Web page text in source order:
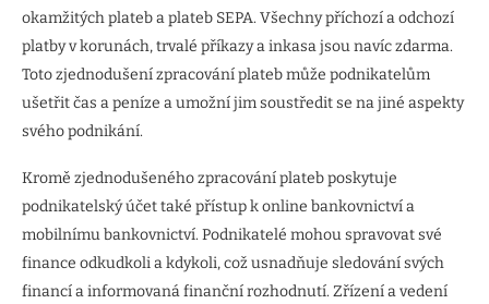
okamžitých plateb a plateb SEPA. Všechny příchozí a odchozí
platby v korunách, trvalé příkazy a inkasa jsou navíc zdarma.
Toto zjednodušení zpracování plateb může podnikatelům
ušetřit čas a peníze a umožní jim soustředit se na jiné aspekty
svého podnikání.
Kromě zjednodušeného zpracování plateb poskytuje
podnikatelský účet také přístup k online bankovnictví a
mobilnímu bankovnictví. Podnikatelé mohou spravovat své
finance odkudkoli a kdykoli, což usnadňuje sledování svých
financí a informovaná finanční rozhodnutí. Zřízení a vedení